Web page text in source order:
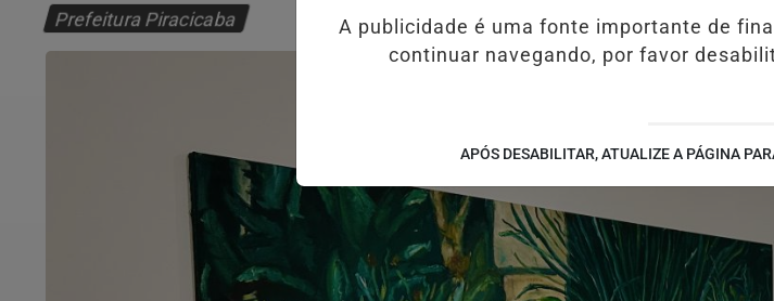
Prefeitura Piracicaba
A publicidade é uma fonte importante de
continuar navegando, por favor
APÓS DESABILITAR, ATUALIZE A PÁGINA